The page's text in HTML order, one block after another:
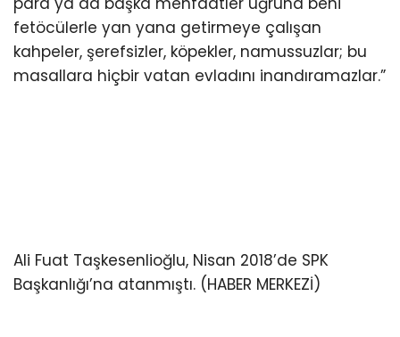
fetöcülerle yan yana getirmeye çalışan
kahpeler, şerefsizler, köpekler, namussuzlar; bu
masallara hiçbir vatan evladını inandıramazlar.”
Ali Fuat Taşkesenlioğlu, Nisan 2018’de SPK
Başkanlığı’na atanmıştı. (HABER MERKEZİ)